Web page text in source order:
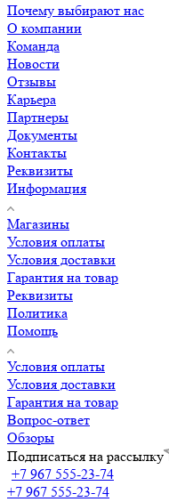
Почему выбирают нас
О компании
Команда
Новости
Отзывы
Карьера
Партнеры
Документы
Контакты
Реквизиты
Информация
Магазины
Условия оплаты
Условия доставки
Гарантия на товар
Реквизиты
Политика
Помощь
Условия оплаты
Условия доставки
Гарантия на товар
Вопрос-ответ
Обзоры
Подписаться на рассылку
+7 967 555-23-74
+7 967 555-23-74